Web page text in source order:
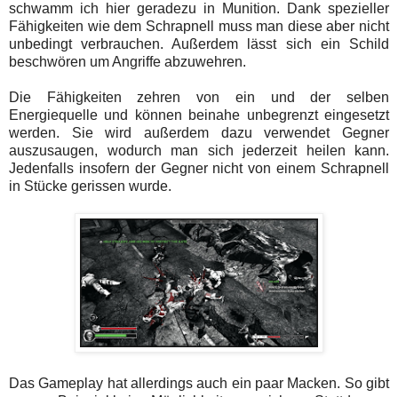
schwamm ich hier geradezu in Munition. Dank spezieller
Fähigkeiten wie dem Schrapnell muss man diese aber nicht
unbedingt verbrauchen. Außerdem lässt sich ein Schild
beschwören um Angriffe abzuwehren.
Die Fähigkeiten zehren von ein und der selben
Energiequelle und können beinahe unbegrenzt eingesetzt
werden. Sie wird außerdem dazu verwendet Gegner
auszusaugen, wodurch man sich jederzeit heilen kann.
Jedenfalls insofern der Gegner nicht von einem Schrapnell
in Stücke gerissen wurde.
Das Gameplay hat allerdings auch ein paar Macken. So gibt